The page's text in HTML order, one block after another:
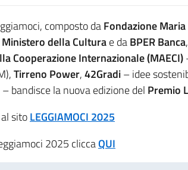
composto daFondazione
della Culturae daBPER Banca
Cooperazione Internazionale (MAECI)
Tirreno Power,42Gradi– idee
– bandisce la nuova edizione del Premio
sitoLEGGIAMOCI 2025
2025 cliccaQUI